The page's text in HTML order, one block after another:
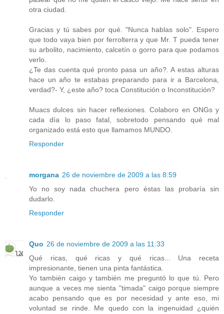
otra ciudad.
Gracias y tú sabes por qué. "Nunca hablas solo". Espero
que todo vaya bien por ferrolterra y que Mr. T pueda tener
su arbolito, nacimiento, calcetín o gorro para que podamos
verlo.
¿Te das cuenta qué pronto pasa un año?. A estas alturas
hace un año te estabas preparando para ir a Barcelona,
verdad?- Y, ¿este año? toca Constitución o Inconstitución?
Muacs dulces sin hacer reflexiones. Colaboro en ONGs y
cada día lo paso fatal, sobretodo pensando qué mal
organizado está esto que llamamos MUNDO.
Responder
morgana 26 de noviembre de 2009 a las 8:59
Yo no soy nada chuchera pero éstas las probaría sin
dudarlo.
Responder
Quo 26 de noviembre de 2009 a las 11:33
Qué ricas, qué ricas y qué ricas... Una receta
impresionante, tienen una pinta fantástica.
Yo también caigo y también me preguntó lo que tú. Pero
aunque a veces me sienta "timada" caigo porque siempre
acabo pensando que es por necesidad y ante eso, mi
voluntad se rinde. Me quedo con la ingenuidad ¿quién